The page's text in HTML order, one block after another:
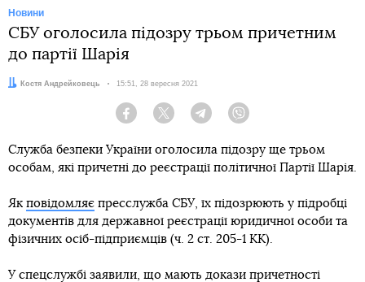
Новини
СБУ оголосила підозру трьом причетним
до партії Шарія
Автор:Костя Андрейковець Дата:
15:51, 28 вересня 2021
Facebook Twitter Telegram
Служба безпеки України оголосила підозру ще трьом
особам, які причетні до реєстрації політичної Партії Шарія.
Як повідомляє пресслужба СБУ, їх підозрюють у підробці
документів для державної реєстрації юридичної особи та
фізичних осіб-підприємців (ч. 2 ст. 205-1 КК).
У спецслужбі заявили, що мають докази причетності